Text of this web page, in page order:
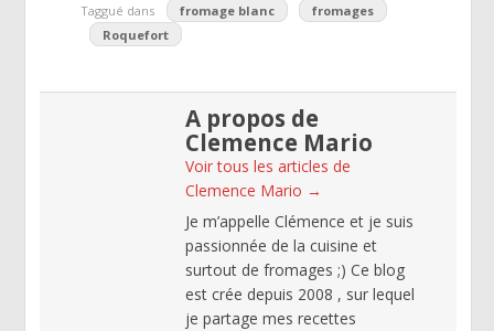
Taggué dans fromage blanc
fromages
Roquefort
A propos de
Clemence Mario
Voir tous les articles de
Clemence Mario →
Je m’appelle Clémence et je suis
passionnée de la cuisine et
surtout de fromages ;) Ce blog
est crée depuis 2008 , sur lequel
je partage mes recettes